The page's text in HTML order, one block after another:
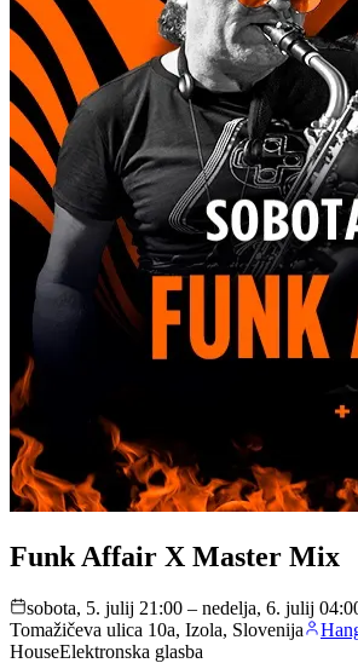
Funk Affair X Master Mix
sobota, 5. julij 21:00 – nedelja, 6. julij
Tomažičeva ulica 10a, Izola, Slovenija
HouseElektronska glasba